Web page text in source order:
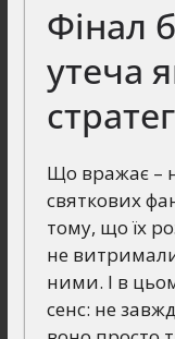
Фінал
утеча
Що вражає –
святкових
тому, що їх
не
ними. І в
сенс: не